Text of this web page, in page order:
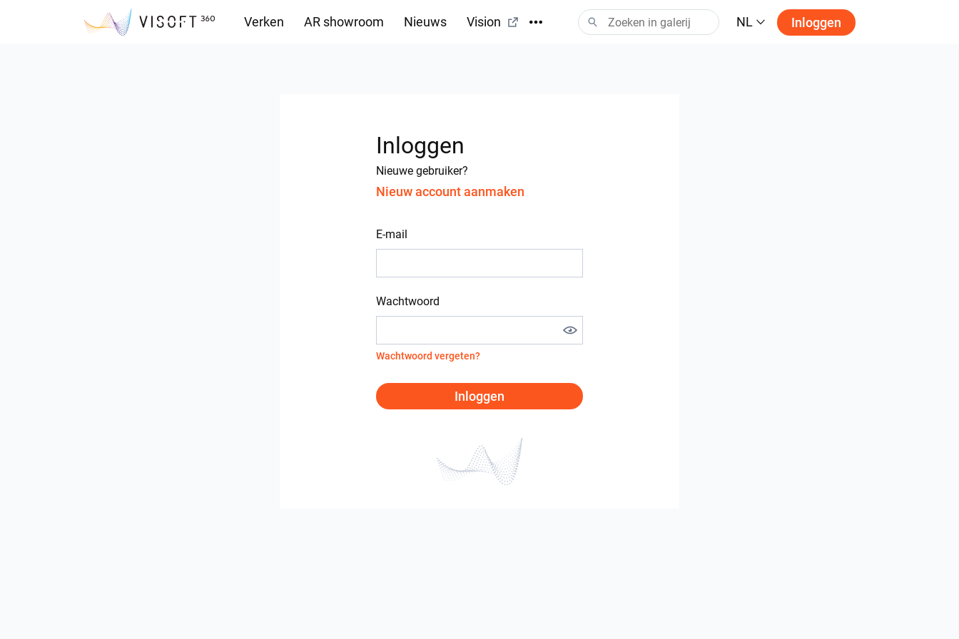
Verken AR showroom Nieuws Vision NL Inloggen
Inloggen
Nieuwe gebruiker?
Nieuw account aanmaken
E-mail
Wachtwoord
Wachtwoord vergeten?
Inloggen